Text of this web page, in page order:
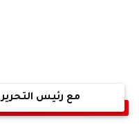
مع رئيس التحرير